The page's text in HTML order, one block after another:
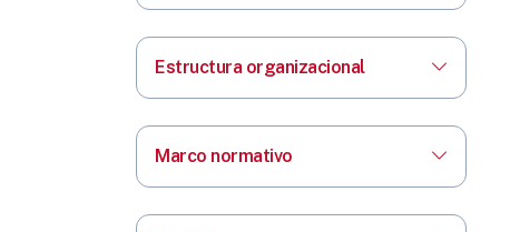
Estructura organizacional
Marco normativo